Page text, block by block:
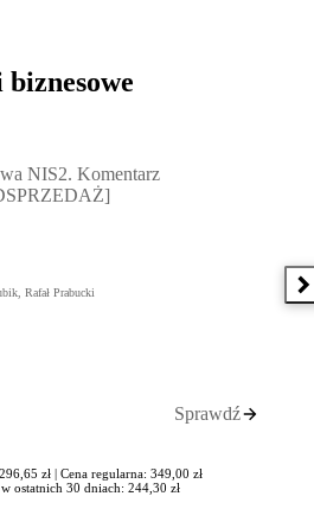
Komentarz [PRZEDSPRZEDAŻ],
NIS2. Komentarz
Rafał Prabucki
Sprawdź
zł | Cena regularna: 349,00 zł
ostatnich 30 dniach: 244,30 zł